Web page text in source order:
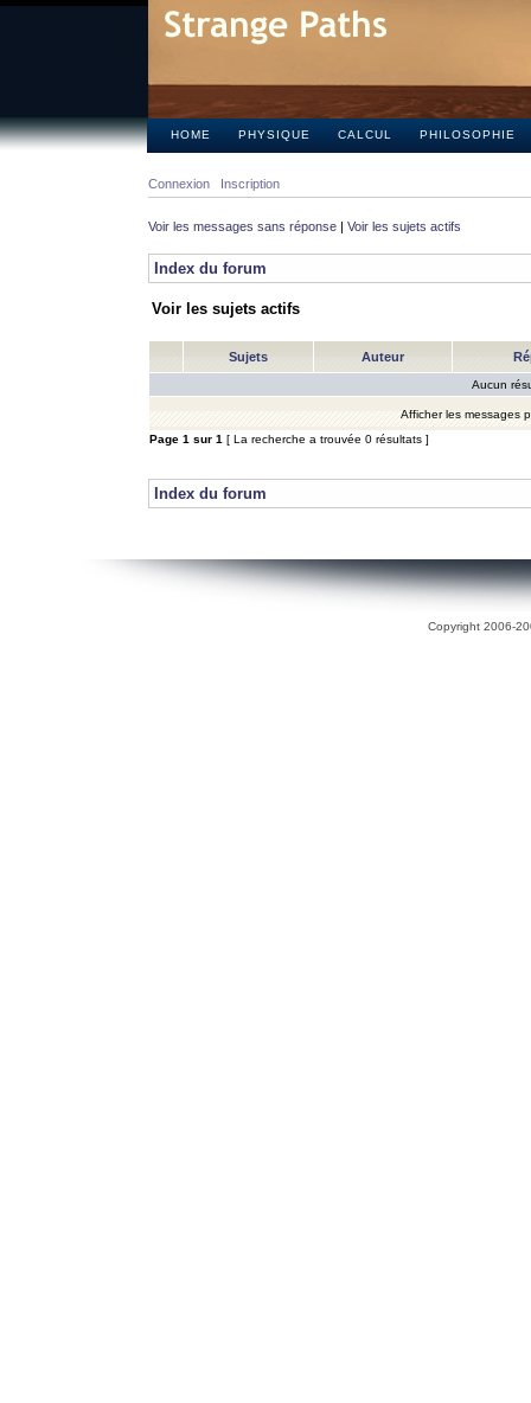
HOME PHYSIQUE CALCUL PHILOSOPHIE
Connexion Inscription
Voir les messages sans réponse | Voir les sujets actifs
Index du forum
Voir les sujets actifs
Sujets Auteur
Aucun
Afficher les messages
Page 1 sur 1 [ La recherche a trouvée 0 résultats ]
Index du forum
Copyright 2006-